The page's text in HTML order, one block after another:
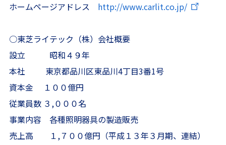
ホームページアドレス http://www.carlit.co.jp/
○東芝ライテック（株）会社概要
設立 昭和４９年
本社 東京都品川区東品川4丁目3番1号
資本金 １００億円
従業員数 ３,０００名
事業内容 各種照明器具の製造販売
売上高 １,７００億円（平成１３年３月期、連結）